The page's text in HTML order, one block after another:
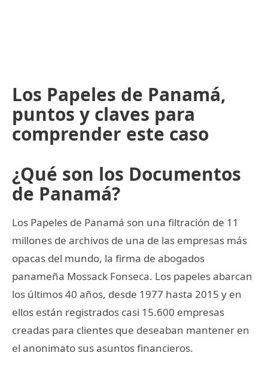
Los Papeles de Panamá,
puntos y claves para
comprender este caso
¿Qué son los Documentos
de Panamá?
Los Papeles de Panamá son una filtración de 11
millones de archivos de una de las empresas más
opacas del mundo, la firma de abogados
panameña Mossack Fonseca. Los papeles abarcan
los últimos 40 años, desde 1977 hasta 2015 y en
ellos están registrados casi 15.600 empresas
creadas para clientes que deseaban mantener en
el anonimato sus asuntos financieros.